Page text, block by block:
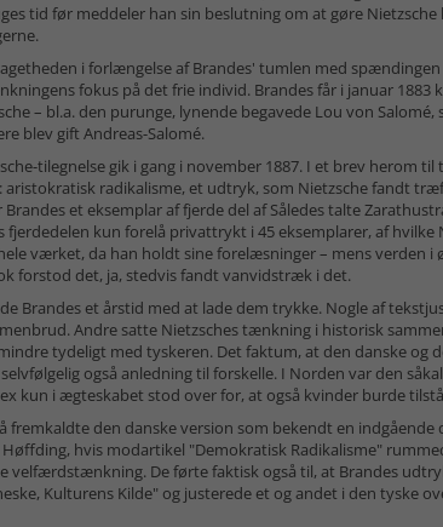
tid før meddeler han sin be­­slut­ning om at gøre
i forlængelse af Brandes' tumlen med
fokus på det frie individ. Brandes får i januar 1883
– bl.a. den purunge, lynende begavede Lou von Salomé,
blev gift Andreas-Sa­lomé.
tilegnelse gik i gang i november 1887. I et brev herom
aristokratisk radikalisme, et udtryk, som Nietzsche fandt
et eksemplar af fjerde del af Således talte
fjerdedelen kun forelå privattrykt i 45 eksemplarer, af hvilke
værket, da han holdt sine forelæsninger – mens ver­den i
forstod det, ja, stedvis fandt vanvidstræk i det.
Brandes et årstid med at lade dem trykke. Nogle af
Andre sat­te Nietzsches tænkning i historisk
tydeligt med tyskeren. Det faktum, at den danske og
også anledning til forskelle. I Norden var den
kun i ægteskabet stod over for, at også kvinder burde
fremkaldte den danske version som bekendt en indgående
hvis modartikel "Demokratisk Radi­ka­­lis­me"
velfærds­tænk­ning. De førte faktisk også til, at Brandes
Kulturens Kilde" og justerede et og andet i den tyske